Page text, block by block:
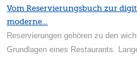
Vom Reservierungsbuch zur
moderne...
Reservierungen gehören zu den
Grundlagen eines Restaurants.